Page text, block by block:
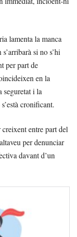
lamenta la manca
si no s’hi
per part de
en la
seguretat i la
cronificant.
entre part del
per denunciar
davant d’un